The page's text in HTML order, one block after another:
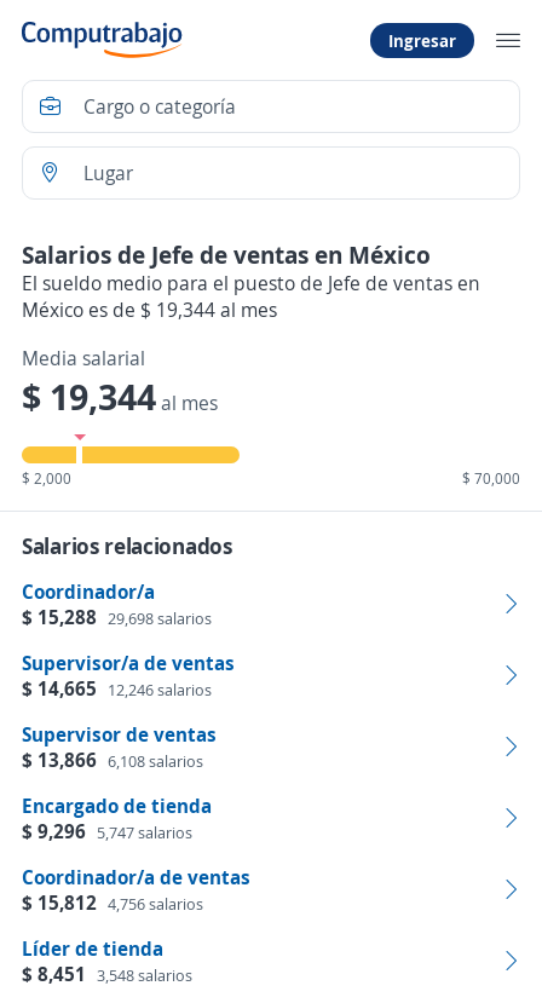
Ingresar
Salarios de Jefe de ventas en México
El sueldo medio para el puesto de Jefe de ventas en
México es de $ 19,344 al mes
Media salarial
$ 19,344al mes
$ 2,000 $ 70,000
Salarios relacionados
Coordinador/a
$ 15,288 29,698 salarios
Supervisor/a de ventas
$ 14,665
12,246 salarios
Supervisor de ventas
$ 13,866 6,108 salarios
Encargado de tienda
$ 9,296 5,747 salarios
Coordinador/a de ventas
$ 15,812 4,756 salarios
Líder de tienda
$ 8,451
3,548 salarios